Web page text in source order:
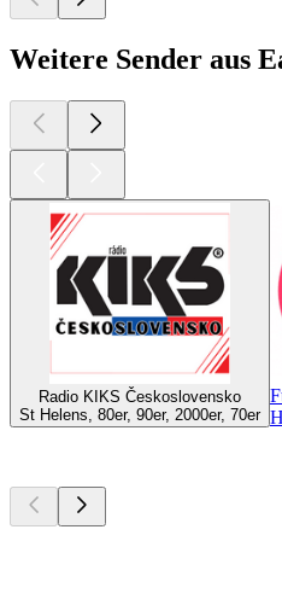
Weitere Sender aus
Radio KIKS Československo
St Helens, 80er, 90er, 2000er, 70er